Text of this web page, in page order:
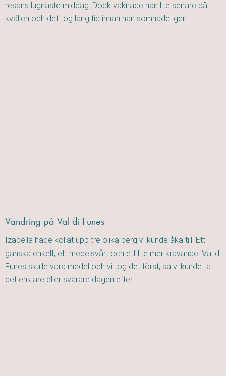
resans lugnaste middag. Dock vaknade han lite senare på
kvällen och det tog lång tid innan han somnade igen.
Vandring på Val di Funes
Izabella hade kollat upp tre olika berg vi kunde åka till. Ett
ganska enkelt, ett medelsvårt och ett lite mer krävande. Val di
Funes skulle vara medel och vi tog det först, så vi kunde ta
det enklare eller svårare dagen efter.